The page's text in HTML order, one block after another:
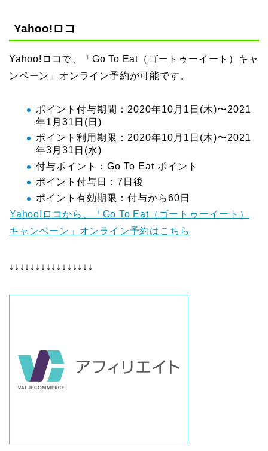
Yahoo!ロコ
Yahoo!ロコで、「Go To Eat（ゴートゥーイート）キャ
ンペーン」オンライン予約が可能です。
ポイント付与期間：2020年10月1日(木)〜2021
年1月31日(日)
ポイント利用期限：2020年10月1日(木)〜2021
年3月31日(水)
付与ポイント：Go To Eat ポイント
ポイント付与日：7日後
ポイント有効期限：付与から60日
Yahoo!ロコから、「Go To Eat（ゴートゥーイート）
キャンペーン」オンライン予約はこちら
↓↓↓↓↓↓↓↓↓↓↓↓↓↓↓↓